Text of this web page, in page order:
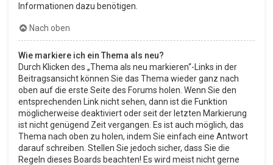
Informationen dazu benötigen.
Nach oben
Wie markiere ich ein Thema als neu?
Durch Klicken des „Thema als neu markieren“-Links in der
Beitragsansicht können Sie das Thema wieder ganz nach
oben auf die erste Seite des Forums holen. Wenn Sie den
entsprechenden Link nicht sehen, dann ist die Funktion
möglicherweise deaktiviert oder seit der letzten Markierung
ist nicht genügend Zeit vergangen. Es ist auch möglich, das
Thema nach oben zu holen, indem Sie einfach eine Antwort
darauf schreiben. Stellen Sie jedoch sicher, dass Sie die
Regeln dieses Boards beachten! Es wird meist nicht gerne